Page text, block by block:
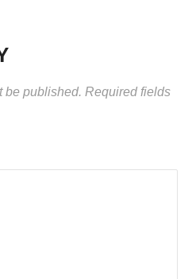
be published. Required fields